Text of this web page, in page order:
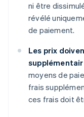
ni être
révélé
de paiement.
Les prix
moyens de
frais
ces frais doit